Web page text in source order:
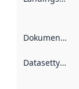
Dokumentasjon
Datasettype